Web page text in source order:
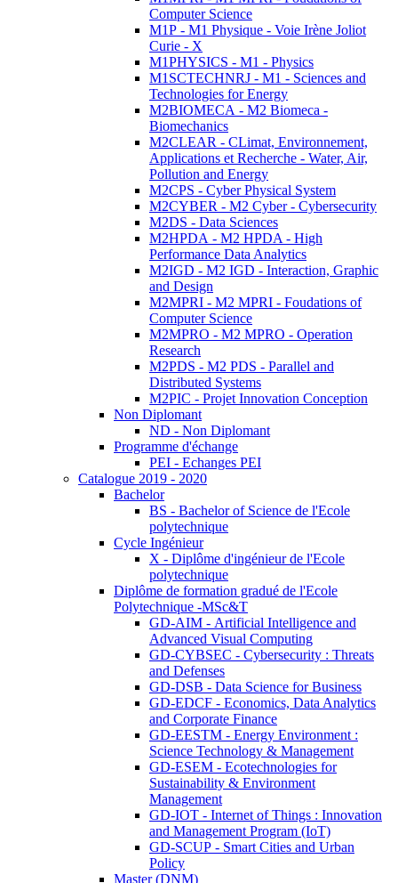
Computer Science
M1P - M1 Physique - Voie Irène Joliot
Curie - X
M1PHYSICS - M1 - Physics
M1SCTECHNRJ - M1 - Sciences and
Technologies for Energy
M2BIOMECA - M2 Biomeca -
Biomechanics
M2CLEAR - CLimat, Environnement,
Applications et Recherche - Water, Air,
Pollution and Energy
M2CPS - Cyber Physical System
M2CYBER - M2 Cyber - Cybersecurity
M2DS - Data Sciences
M2HPDA - M2 HPDA - High
Performance Data Analytics
M2IGD - M2 IGD - Interaction, Graphic
and Design
M2MPRI - M2 MPRI - Foudations of
Computer Science
M2MPRO - M2 MPRO - Operation
Research
M2PDS - M2 PDS - Parallel and
Distributed Systems
M2PIC - Projet Innovation Conception
Non Diplomant
ND - Non Diplomant
Programme d'échange
PEI - Echanges PEI
Catalogue 2019 - 2020
Bachelor
BS - Bachelor of Science de l'Ecole
polytechnique
Cycle Ingénieur
X - Diplôme d'ingénieur de l'Ecole
polytechnique
Diplôme de formation gradué de l'Ecole
Polytechnique -MSc&T
GD-AIM - Artificial Intelligence and
Advanced Visual Computing
GD-CYBSEC - Cybersecurity : Threats
and Defenses
GD-DSB - Data Science for Business
GD-EDCF - Economics, Data Analytics
and Corporate Finance
GD-EESTM - Energy Environment :
Science Technology & Management
GD-ESEM - Ecotechnologies for
Sustainability & Environment
Management
GD-IOT - Internet of Things : Innovation
and Management Program (IoT)
GD-SCUP - Smart Cities and Urban
Policy
Master (DNM)